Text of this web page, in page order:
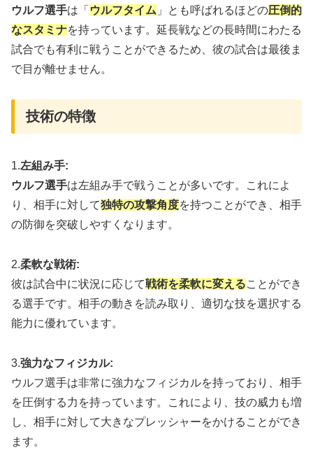
ウルフ選手は「 ウルフタイム 」とも呼ばれるほどの圧倒的
なスタミナを持っています。延長戦などの長時間にわたる
試合でも有利に戦うことができるため、彼の試合は最後ま
で目が離せません。
技術の特徴
1.左組み手:
ウルフ選手は左組み手で戦うことが多いです。これによ
り、相手に対して独特の攻撃角度を持つことができ、相手
の防御を突破しやすくなります。
2.柔軟な戦術:
彼は試合中に状況に応じて戦術を柔軟に変えることができ
る選手です。相手の動きを読み取り、適切な技を選択する
能力に優れています。
3.強力なフィジカル:
ウルフ選手は非常に強力なフィジカルを持っており、相手
を圧倒する力を持っています。これにより、技の威力も増
し、相手に対して大きなプレッシャーをかけることができ
ます。